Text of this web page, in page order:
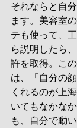
それならと自
ます。美容室
テも使って、
ら説明したら
許を取得。こ
は、「自分の
くれるのが上
いてもなかな
も、自分で動